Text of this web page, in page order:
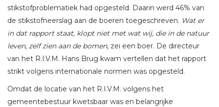
stikstofproblematiek had opgesteld. Daarin werd 46% van
de stikstofneerslag aan de boeren toegeschreven. Wat er
in dat rapport staat, klopt niet met wat wij, die in de natuur
leven, zelf zien aan de bomen, zei een boer. De directeur
van het R.I.V.M. Hans Brug kwam vertellen dat het rapport
strikt volgens internationale normen was opgesteld.
Omdat de locatie van het R.I.V.M. volgens het
gemeentebestuur kwetsbaar was en belangrijke